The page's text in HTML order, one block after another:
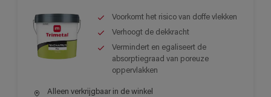
Voorkomt het risico van doffe vlekken
Verhoogt de dekkracht
Vermindert en egaliseert de
absorptiegraad van poreuze
oppervlakken
Alleen verkrijgbaar in de winkel